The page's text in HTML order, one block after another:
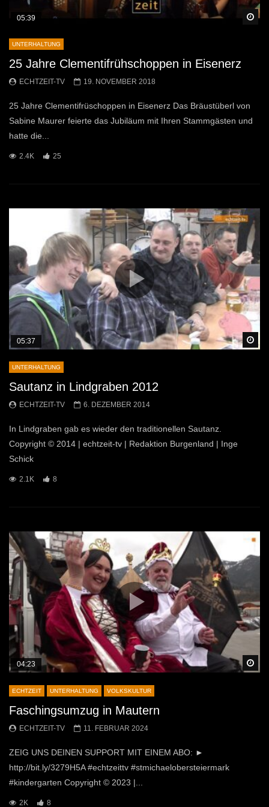
05:39
UNTERHALTUNG
25 Jahre Clementifrühschoppen in Eisenerz
ECHTZEIT-TV 19. NOVEMBER 2018
25 Jahre Clementifrüschoppen in Eisenerz Das Bräustüberl von
Sabine Maurer feierte das Jubiläum mit Ihren Stammgästen und
hatte die...
2.4K 25
05:37
UNTERHALTUNG
Sautanz in Lindgraben 2012
ECHTZEIT-TV 6. DEZEMBER 2014
In Lindgraben gab es wieder den traditionellen Sautanz.
Copyright © 2014 | echtzeit-tv | Redaktion Burgenland | Inge
Schick
2.1K 8
04:23
ECHTZEIT UNTERHALTUNG VOLKSKULTUR
Faschingsumzug in Mautern
ECHTZEIT-TV 11. FEBRUAR 2024
ZEIG UNS DEINEN SUPPORT MIT EINEM ABO: ►
http://bit.ly/3279H5A #echtzeittv #stmichaelobersteiermark
#kindergarten Copyright © 2023 |...
2K 8